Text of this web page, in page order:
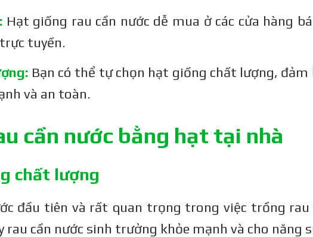
Hạt giống rau cần nước dễ mua ở các cửa hàng
tuyến.
Bạn có thể tự chọn hạt giống chất lượng, đảm
và an toàn.
cần nước bằng hạt tại nhà
chất lượng
đầu tiên và rất quan trọng trong việc trồng rau
rau cần nước sinh trưởng khỏe mạnh và cho năng